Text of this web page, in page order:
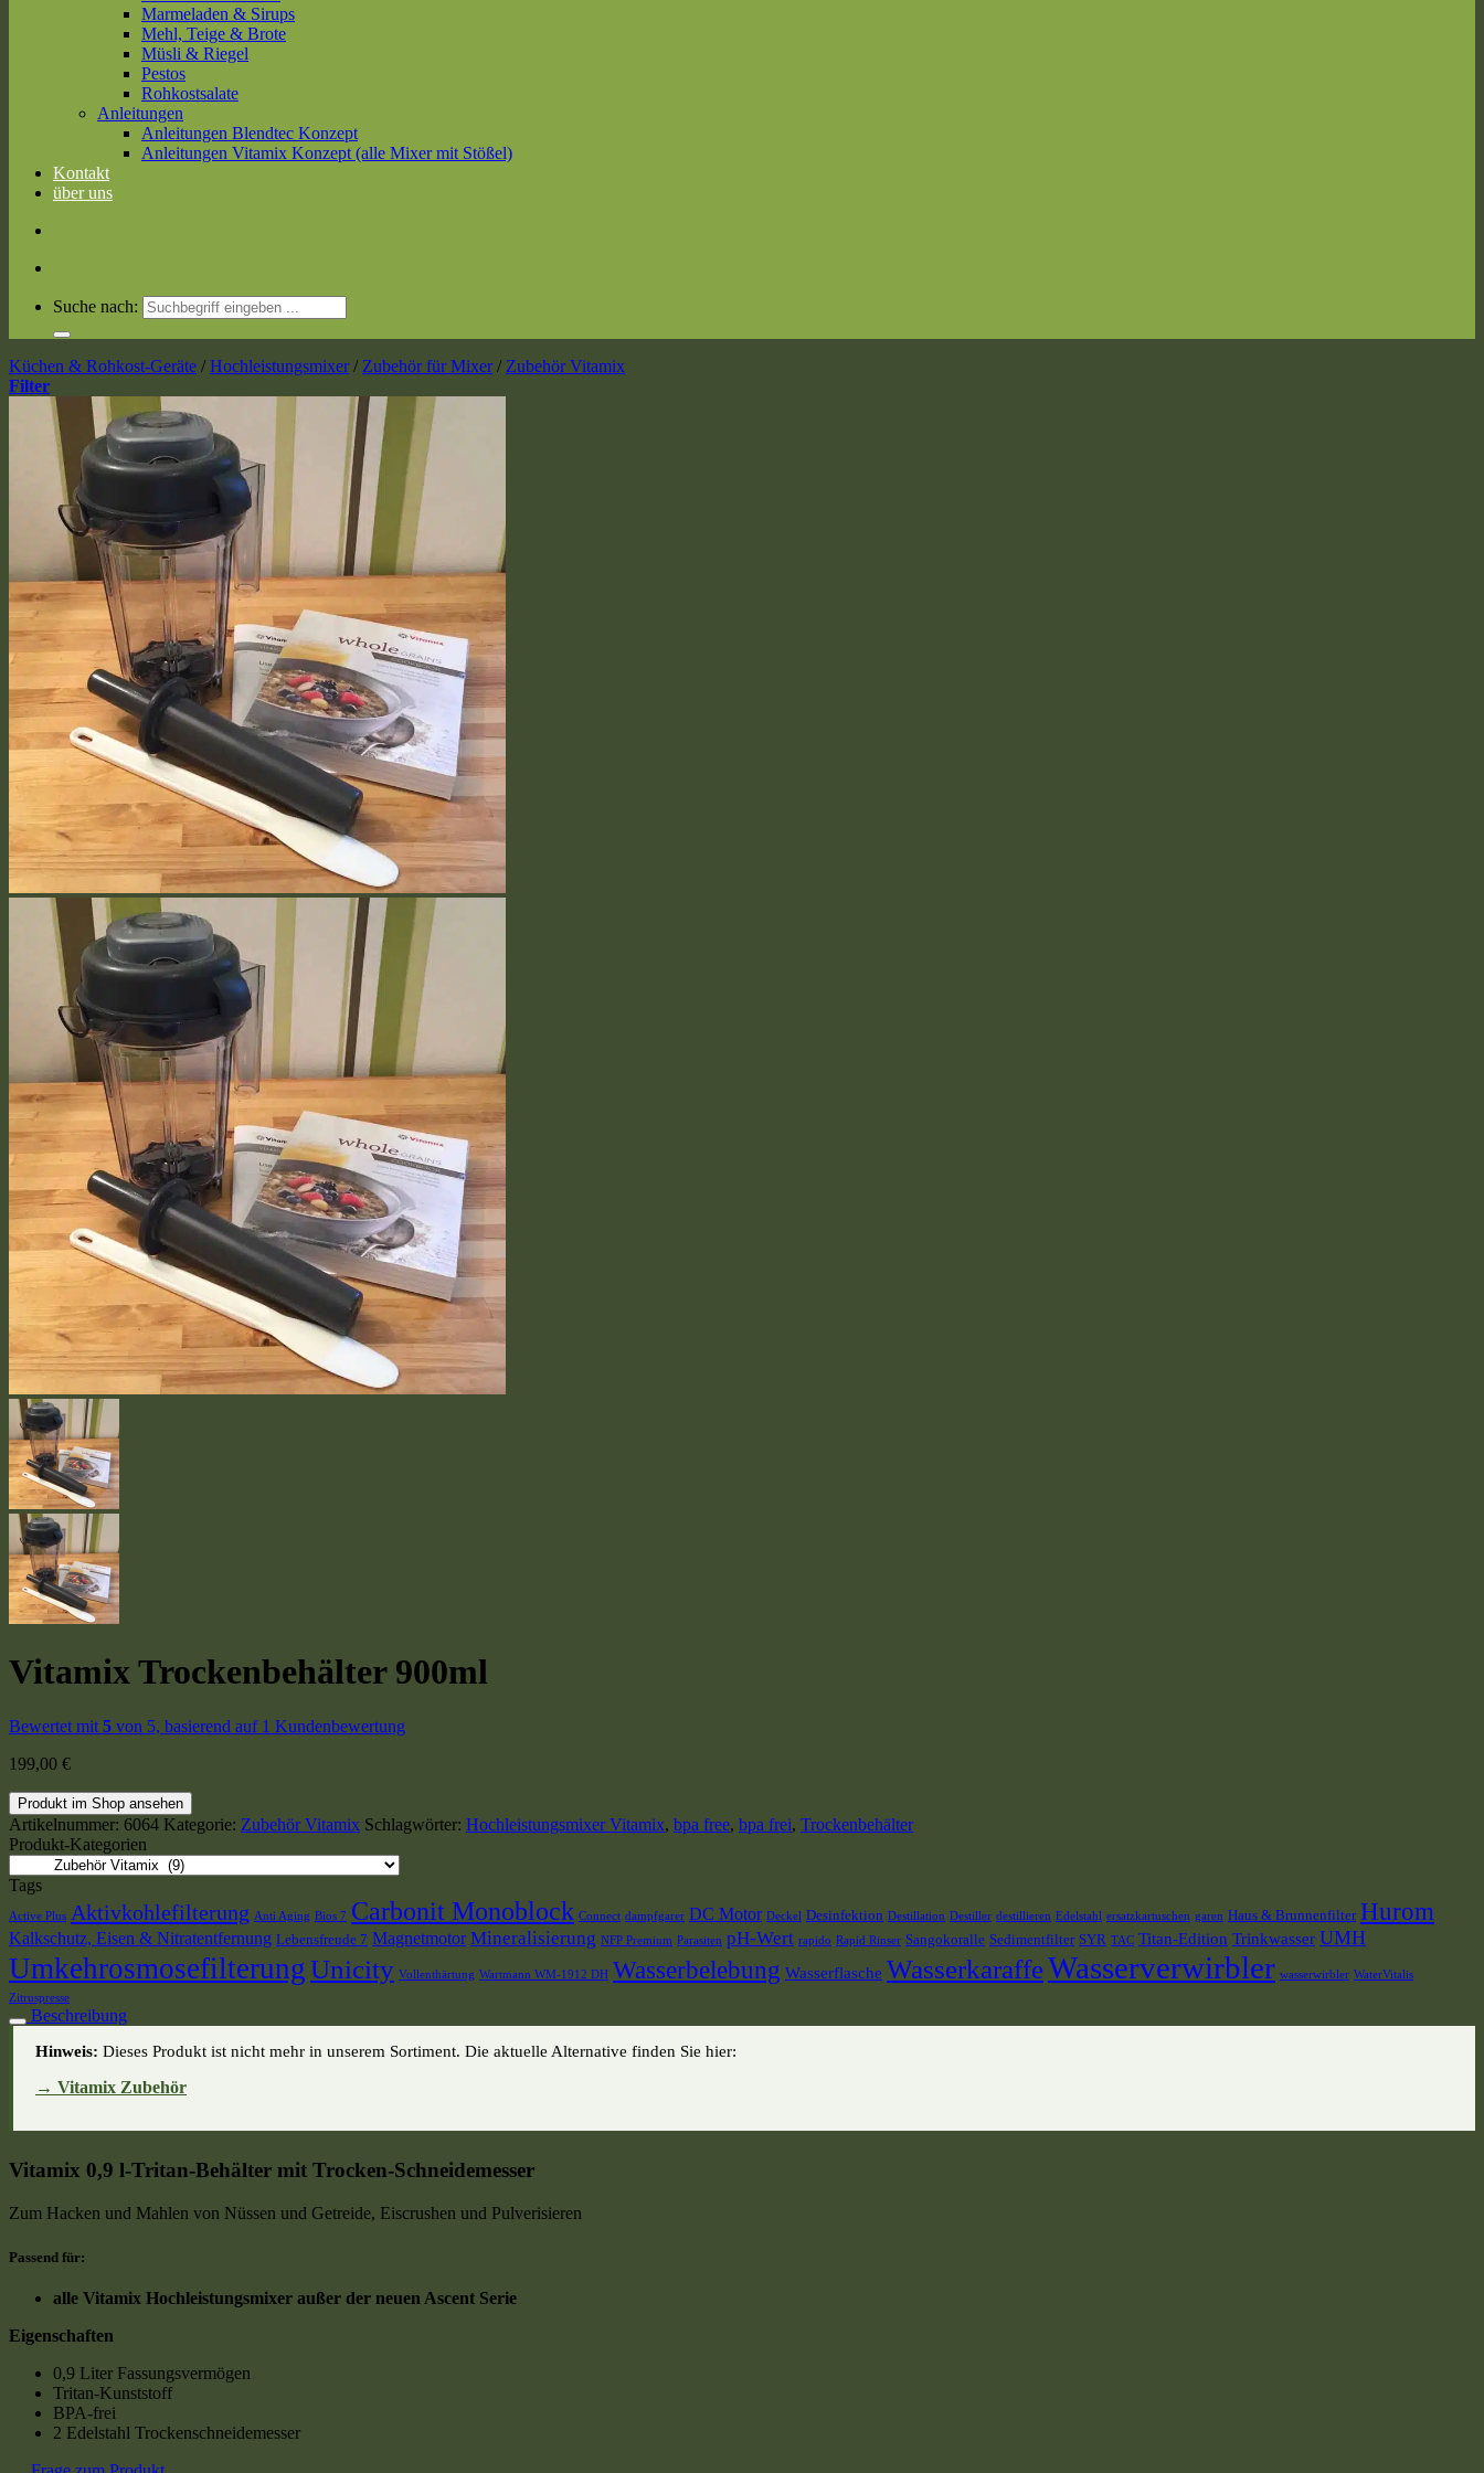
Marmeladen & Sirups
Mehl, Teige & Brote
Müsli & Riegel
Pestos
Rohkostsalate
Anleitungen
Anleitungen Blendtec Konzept
Anleitungen Vitamix Konzept (alle Mixer mit Stößel)
Kontakt
über uns
Suche nach:
Küchen & Rohkost-Geräte / Hochleistungsmixer / Zubehör für Mixer / Zubehör Vitamix
Filter
Vitamix Trockenbehälter 900ml
Bewertet mit 5 von 5, basierend auf 1 Kundenbewertung
199,00 €
Produkt im Shop ansehen
Artikelnummer: 6064 Kategorie: Zubehör Vitamix Schlagwörter: Hochleistungsmixer Vitamix, bpa free, bpa frei, Trockenbehälter
Produkt-Kategorien
Tags
Active Plus Aktivkohlefilterung Anti Aging Bios 7 Carbonit Monoblock Connect dampfgarer DC Motor Deckel Desinfektion Destillation Destiller destillieren Edelstahl ersatzkartuschen garen Haus & Brunnenfilter Hurom
Kalkschutz, Eisen & Nitratentfernung Lebensfreude 7 Magnetmotor Mineralisierung NFP Premium Parasiten pH-Wert rapido Rapid Rinser Sangokoralle Sedimentfilter SYR TAC Titan-Edition Trinkwasser UMH
UmkehrosmosefilterungUnicity Vollenthärtung Wartmann WM-1912 DH Wasserbelebung Wasserflasche WasserkaraffeWasserverwirbler wasserwirbler WaterVitalis
Zitruspresse
Beschreibung
Hinweis: Dieses Produkt ist nicht mehr in unserem Sortiment. Die aktuelle Alternative finden Sie hier:
→ Vitamix Zubehör
Vitamix 0,9 l-Tritan-Behälter mit Trocken-Schneidemesser
Zum Hacken und Mahlen von Nüssen und Getreide, Eiscrushen und Pulverisieren
Passend für:
alle Vitamix Hochleistungsmixer außer der neuen Ascent Serie
Eigenschaften
0,9 Liter Fassungsvermögen
Tritan-Kunststoff
BPA-frei
2 Edelstahl Trockenschneidemesser